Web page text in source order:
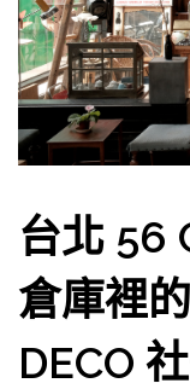
台北 56
倉庫裡
DECO